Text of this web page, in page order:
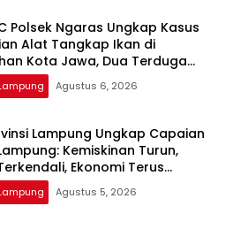
Polsek Ngaras Ungkap Kasus
Alat Tangkap Ikan di
Kota Jawa, Dua Terduga
Agustus 6, 2026
Lampung Ungkap Capaian
Kemiskinan Turun,
Ekonomi Terus
Agustus 5, 2026